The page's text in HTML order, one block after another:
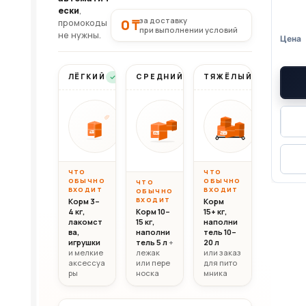
ески,
промокоды
не нужны.
0 ₸за доставку
при выполнении условий
ЛЁГКИЙ Бесплатно
10кг
Вес до 10 кг
10 000 ₸
ЧТО
ОБЫЧНО
ВХОДИТ
Корм 3–
4 кг,
лакомст
ва,
игрушки
и мелкие
аксессуа
ры
СРЕДНИЙ Бесплатно
20кг
Вес 10–20 кг
20 000 ₸
ЧТО
ОБЫЧНО
ВХОДИТ
Корм 10–
15 кг,
наполни
тель 5 л+
лежак
или пере
носка
ТЯЖЁЛЫЙ
30+кг 30
ЧТО
ОБЫЧНО
ВХОДИТ
Корм
15+ кг,
наполни
тель 10–
20 л
или заказ
для пито
мника